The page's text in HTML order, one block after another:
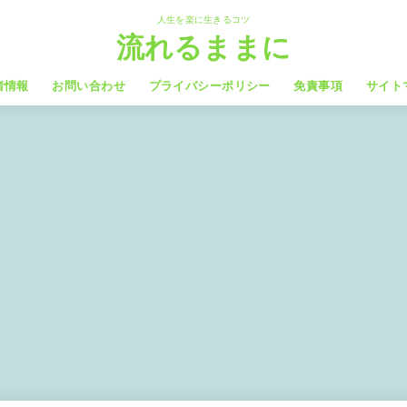
人生を楽に生きるコツ
流れるままに
情報 お問い合わせ プライバシーポリシー 免責事項 サイト